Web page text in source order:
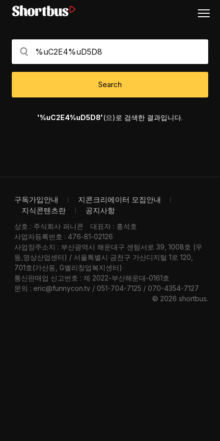
Search
'%uC2E4%uD5D8'(으)로 검색한 결과입니다.
구독가입안내
지콘크리에이터 모집안내
지식콘텐츠란
공지사항
상호 : 주식회사 퍼니콘
대표자 : 홍석호
사업자등록번호 : 476-81-02126
사업장주소지 : 부산광역시 해운대구 센텀서로 39, 1008호 (우
동,영상산업센터) / 서울특별시 금천구 가산디지털 1로 120,
701호(가산동, G밸리창업복지센터)
통신판매업 신고번호 : 제 2022-부산해운대-0161호
문의 : eric@funnycon.tv / 051-704-7125 / 070-4354-7127
© 2026 shortbus.